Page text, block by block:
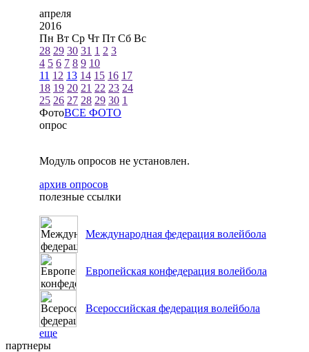
апреля
2016
Пн Вт Ср Чт Пт Сб Вс
28 29 30 31 1 2 3
4 5 6 7 8 9 10
11 12 13 14 15 16 17
18 19 20 21 22 23 24
25 26 27 28 29 30 1
ФотоВСЕ ФОТО
опрос
Модуль опросов не установлен.
архив опросов
полезные ссылки
Международная федерация волейбола
Европейская конфедерация волейбола
Всероссийская федерация волейбола
еще
партнеры